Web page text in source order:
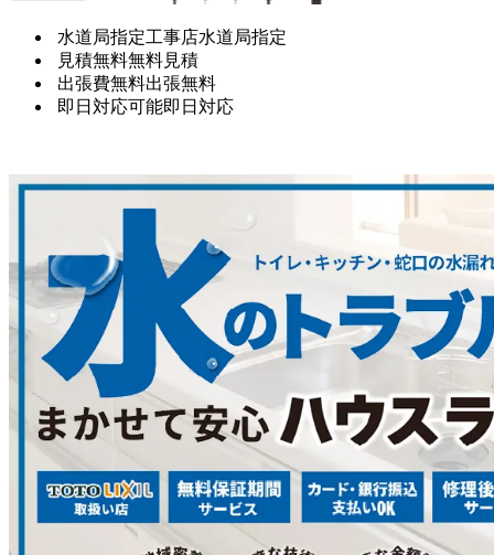
水道局指定工事店水道局指定
見積無料無料見積
出張費無料出張無料
即日対応可能即日対応